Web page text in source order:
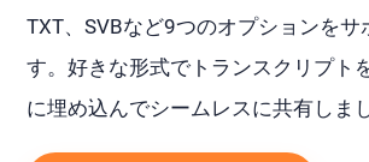
TXT、SVBなど9つのオプションをサ
す。好きな形式でトランスクリプト
に埋め込んでシームレスに共有しま